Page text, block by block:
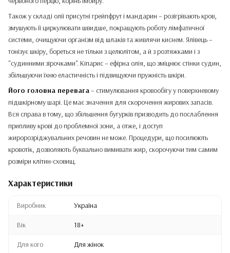
Також у складі олії присутні грейпфрут і мандарин – розігрівають кров,
змушують її циркулювати швидше, покращують роботу лімфатичної
системи, очищуючи організм від шлаків та живлячи киснем. Ялівець –
тонізує шкіру, бореться не тільки з целюлітом, а й з розтяжками і з
"судинними зірочками". Кіпарис – ефірна олія, що зміцнює стінки судин,
збільшуючи їхню еластичність і підвищуючи пружність шкіри.
Його головна перевага– стимулювання кровообігу у поверхневому
підшкірному шарі. Це має значення для скорочення жирових запасів.
Вся справа в тому, що збільшення бугурків призводить до послаблення
припливу крові до проблемної зони, а отже, і доступ
жиророзріджувальних речовин не може. Процедури, що посилюють
кровотік, дозволяють буквально вимивати жир, скорочуючи тим самим
розміри клітин-сховищ.
Характеристики
Виробник Україна
Вік 18+
Для кого Для жінок